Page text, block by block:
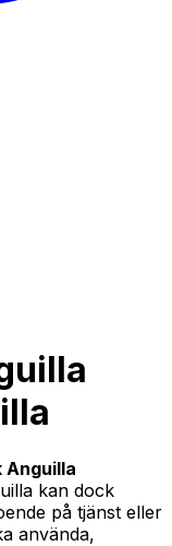
Anguilla
kan dock
på tjänst eller
använda,